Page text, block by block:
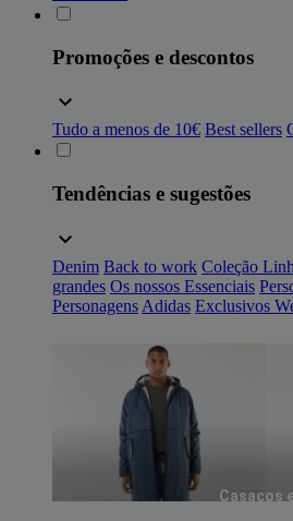
Promoções e descontos
Tudo a menos de 10€ Best sellers
Tendências e sugestões
Denim Back to work Coleção
grandes Os nossos Essenciais
Personagens Adidas Exclusivos
Casacos